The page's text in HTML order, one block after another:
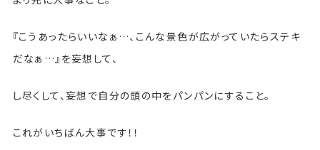
『こうあったらいいなぁ…、こんな景色が広がっていたらステキ
だなぁ…』を妄想して、
し尽くして、妄想で自分の頭の中をパンパンにすること。
これがいちばん大事です！！